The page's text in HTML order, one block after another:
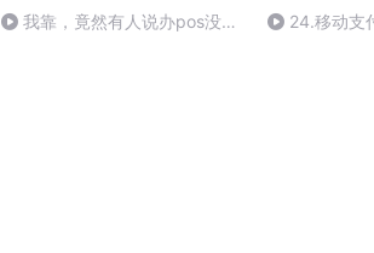
我靠，竟然有人说办pos没有
24.移动支